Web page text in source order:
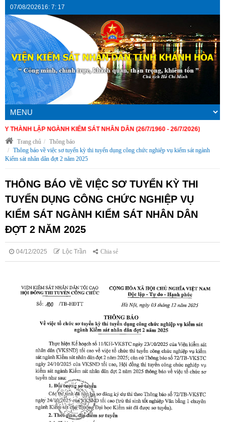
07/08/202616: 7: 18
LẬP NGÀNH KIỂM SÁT NHÂN DÂN (26/7/1960 - 26/7/2026)
Trang chủ
Thông báo
Thông báo về việc sơ tuyển kỳ thi tuyển dụng công chức nghiệp vụ kiểm sát ngành
Kiểm sát nhân dân đợt 2 năm 2025
THÔNG BÁO VỀ VIỆC SƠ TUYỂN KỲ THI
TUYỂN DỤNG CÔNG CHỨC NGHIỆP VỤ
KIỂM SÁT NGÀNH KIỂM SÁT NHÂN DÂN
ĐỢT 2 NĂM 2025
04/12/2025 Lộc Trần Chia sẻ